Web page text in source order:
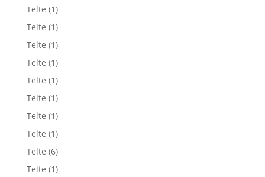
Telte (1)
Telte (1)
Telte (1)
Telte (1)
Telte (1)
Telte (1)
Telte (1)
Telte (1)
Telte (6)
Telte (1)